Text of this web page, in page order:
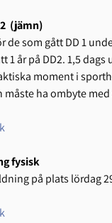
2 (jämn)
de som gått DD 1
1 år på DD2. 1,5
moment i
måste ha ombyte med
fysisk
på plats lördag